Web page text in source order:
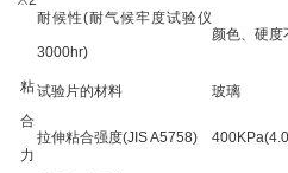
耐候性(耐气候牢度试验仪
3000hr)
颜色、硬度
粘
合
力
试验片的材料 玻璃
拉伸粘合强度(JIS A5758)